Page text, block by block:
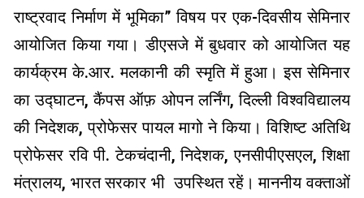
राष्ट्रवाद निर्माण में भूमिका” विषय पर एक-दिवसीय सेमिनार
आयोजित किया गया। डीएसजे में बुधवार को आयोजित यह
कार्यक्रम के.आर. मलकानी की स्मृति में हुआ। इस सेमिनार
का उद्घाटन, कैंपस ऑफ़ ओपन लर्निंग, दिल्ली विश्वविद्यालय
की निदेशक, प्रोफेसर पायल मागो ने किया। विशिष्ट अतिथि
प्रोफेसर रवि पी. टेकचंदानी, निदेशक, एनसीपीएसएल, शिक्षा
मंत्रालय, भारत सरकार भी उपस्थित रहें। माननीय वक्ताओं